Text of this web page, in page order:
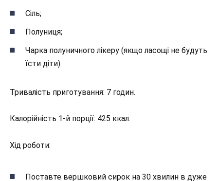
Сіль;
Полуниця;
Чарка полуничного лікеру (якщо ласощі не будуть
їсти діти).
Тривалість приготування: 7 годин.
Калорійність 1-й порції: 425 ккал.
Хід роботи:
Поставте вершковий сирок на 30 хвилин в дуже